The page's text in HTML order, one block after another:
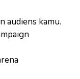
audiens kamu.